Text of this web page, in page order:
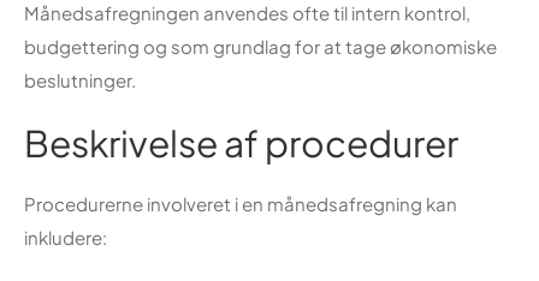
Månedsafregningen anvendes ofte til intern kontrol,
budgettering og som grundlag for at tage økonomiske
beslutninger.
Beskrivelse af procedurer
Procedurerne involveret i en månedsafregning kan
inkludere: